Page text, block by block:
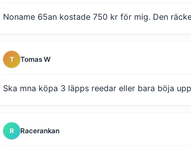
Noname 65an kostade 750 kr för mig. Den
T Tomas W
Ska mna köpa 3 läpps reedar eller bara böja
R Racerankan